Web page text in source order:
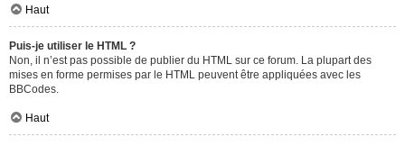
Haut
Puis-je utiliser le HTML ?
Non, il n’est pas possible de publier du HTML sur ce forum. La plupart des
mises en forme permises par le HTML peuvent être appliquées avec les
BBCodes.
Haut